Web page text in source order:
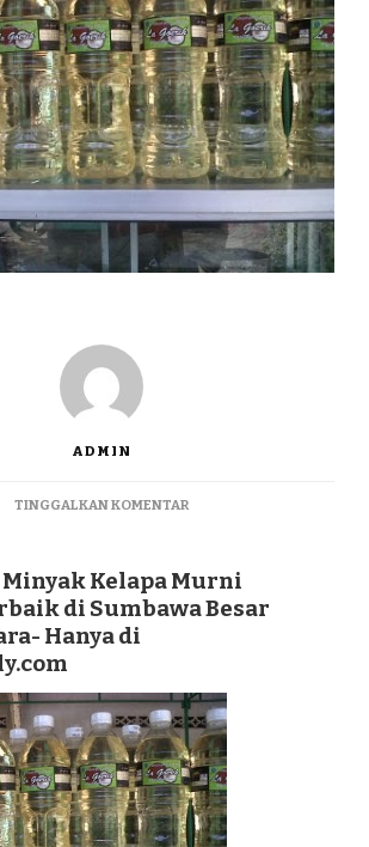
ADMIN
TINGGALKAN KOMENTARPADA
KELAPA
LAGUREH
BESAR
NUSATENGGARA
Kelapa Murni
di Sumbawa Besar
Hanya di